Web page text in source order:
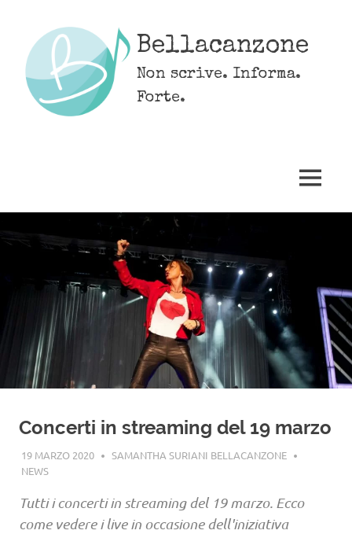
content
Bellacanzone
Non scrive. Informa.
Forte.
MENU
Concerti in streaming del 19 marzo
19 MARZO 2020
SAMANTHA SURIANI BELLACANZONE
NEWS
Tutti i concerti in streaming del 19 marzo. Ecco
come vedere i live in occasione dell'iniziativa